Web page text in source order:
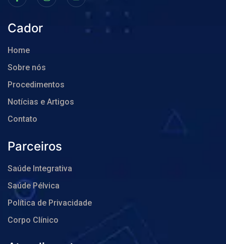
Cador
Home
Sobre nós
Procedimentos
Notícias e Artigos
Contato
Parceiros
Saúde Integrativa
Saúde Pélvica
Política de Privacidade
Corpo Clínico